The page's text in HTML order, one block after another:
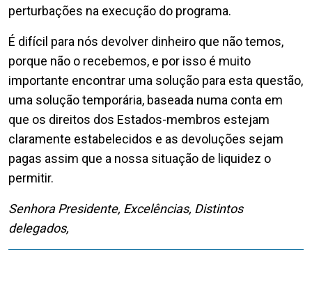
perturbações na execução do programa.
É difícil para nós devolver dinheiro que não temos,
porque não o recebemos, e por isso é muito
importante encontrar uma solução para esta questão,
uma solução temporária, baseada numa conta em
que os direitos dos Estados-membros estejam
claramente estabelecidos e as devoluções sejam
pagas assim que a nossa situação de liquidez o
permitir.
Senhora Presidente, Excelências, Distintos
delegados,